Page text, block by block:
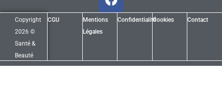
Copyright
2026 ©
Santé &
Beauté
CGU
Mentions
Légales
ConfidentialitéCookies Contact